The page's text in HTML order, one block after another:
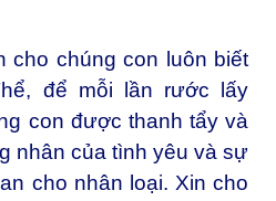
cho chúng con luôn biết
để mỗi lần rước lấy
con được thanh tẩy và
nhân của tình yêu và sự
cho nhân loại. Xin cho